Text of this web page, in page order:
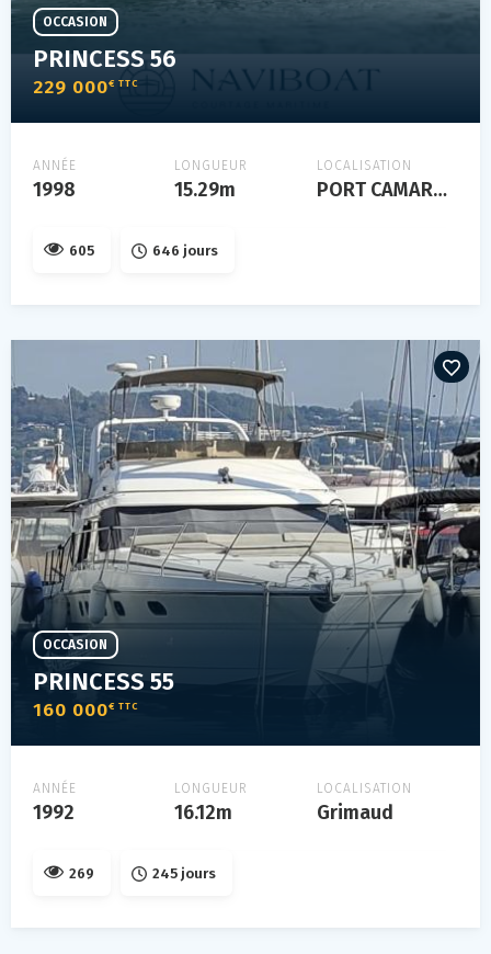
PRINCESS 56
229 000€ TTC
OCCASION
ANNÉE
1998
LONGUEUR
15.29m
LOCALISATION
PORT CAMARGUE
605 646 jours
PRINCESS 55
160 000€ TTC
OCCASION
ANNÉE
1992
LONGUEUR
16.12m
LOCALISATION
Grimaud
269 245 jours